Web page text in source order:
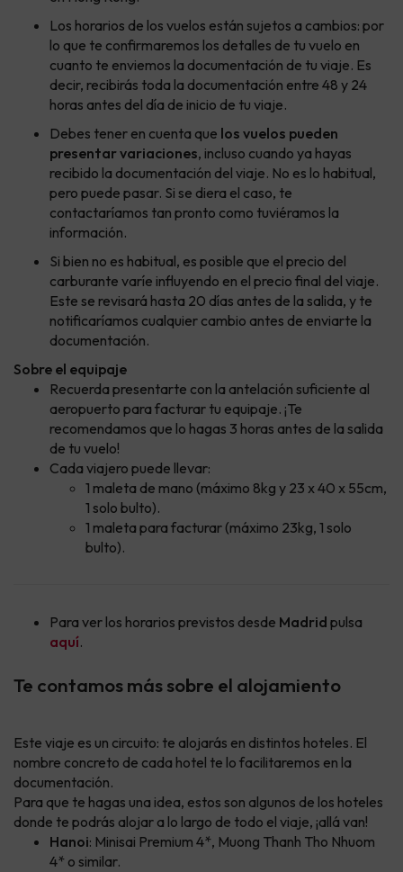
Los horarios de los vuelos están sujetos a cambios: por
lo que te confirmaremos los detalles de tu vuelo en
cuanto te enviemos la documentación de tu viaje. Es
decir, recibirás toda la documentación entre 48 y 24
horas antes del día de inicio de tu viaje.
Debes tener en cuenta que los vuelos pueden
presentar variaciones, incluso cuando ya hayas
recibido la documentación del viaje. No es lo habitual,
pero puede pasar. Si se diera el caso, te
contactaríamos tan pronto como tuviéramos la
información.
Si bien no es habitual, es posible que el precio del
carburante varíe influyendo en el precio final del viaje.
Este se revisará hasta 20 días antes de la salida, y te
notificaríamos cualquier cambio antes de enviarte la
documentación.
Sobre el equipaje
Recuerda presentarte con la antelación suficiente al
aeropuerto para facturar tu equipaje. ¡Te
recomendamos que lo hagas 3 horas antes de la salida
de tu vuelo!
Cada viajero puede llevar:
1 maleta de mano (máximo 8kg y 23 x 40 x 55cm,
1 solo bulto).
1 maleta para facturar (máximo 23kg, 1 solo
bulto).
Para ver los horarios previstos desde Madrid pulsa
aquí.
Te contamos más sobre el alojamiento
Este viaje es un circuito: te alojarás en distintos hoteles. El
nombre concreto de cada hotel te lo facilitaremos en la
documentación.
Para que te hagas una idea, estos son algunos de los hoteles
donde te podrás alojar a lo largo de todo el viaje, ¡allá van!
Hanoi: Minisai Premium 4*, Muong Thanh Tho Nhuom
4* o similar.